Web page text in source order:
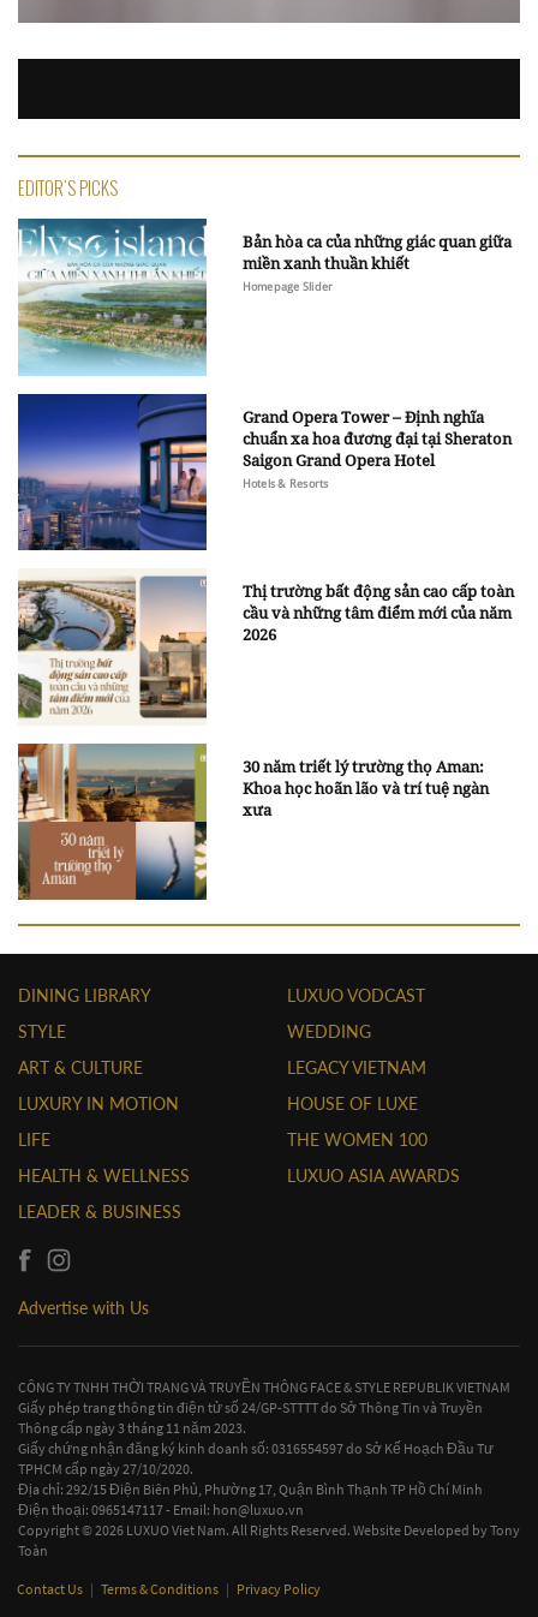
EDITOR'S PICKS
Bản hòa ca của những giác quan giữa
miền xanh thuần khiết
Homepage Slider
Grand Opera Tower – Định nghĩa
chuẩn xa hoa đương đại tại Sheraton
Saigon Grand Opera Hotel
Hotels & Resorts
Thị trường bất động sản cao cấp toàn
cầu và những tâm điểm mới của năm
2026
30 năm triết lý trường thọ Aman:
Khoa học hoãn lão và trí tuệ ngàn
xưa
DINING LIBRARY
STYLE
ART & CULTURE
LUXURY IN MOTION
LIFE
HEALTH & WELLNESS
LEADER & BUSINESS
LUXUO VODCAST
WEDDING
LEGACY VIETNAM
HOUSE OF LUXE
THE WOMEN 100
LUXUO ASIA AWARDS
Advertise with Us
CÔNG TY TNHH THỜI TRANG VÀ TRUYỀN THÔNG FACE & STYLE REPUBLIK VIETNAM
Giấy phép trang thông tin điện tử số 24/GP-STTTT do Sở Thông Tin và Truyền
Thông cấp ngày 3 tháng 11 năm 2023.
Giấy chứng nhận đăng ký kinh doanh số: 0316554597 do Sở Kế Hoạch Đầu Tư
TPHCM cấp ngày 27/10/2020.
Địa chỉ: 292/15 Điện Biên Phủ, Phường 17, Quận Bình Thạnh TP Hồ Chí Minh
Điện thoại: 0965147117 - Email: hon@luxuo.vn
Copyright © 2026 LUXUO Viet Nam. All Rights Reserved. Website Developed byTony
Toàn
Contact Us | Terms & Conditions | Privacy Policy